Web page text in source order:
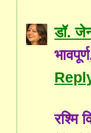
डॉ.
रश्मि